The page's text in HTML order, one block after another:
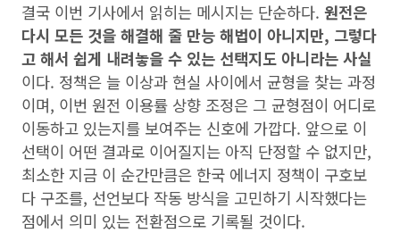
결국 이번 기사에서 읽히는 메시지는 단순하다. 원전은
다시 모든 것을 해결해 줄 만능 해법이 아니지만, 그렇다
고 해서 쉽게 내려놓을 수 있는 선택지도 아니라는 사실
이다. 정책은 늘 이상과 현실 사이에서 균형을 찾는 과정
이며, 이번 원전 이용률 상향 조정은 그 균형점이 어디로
이동하고 있는지를 보여주는 신호에 가깝다. 앞으로 이
선택이 어떤 결과로 이어질지는 아직 단정할 수 없지만,
최소한 지금 이 순간만큼은 한국 에너지 정책이 구호보
다 구조를, 선언보다 작동 방식을 고민하기 시작했다는
점에서 의미 있는 전환점으로 기록될 것이다.